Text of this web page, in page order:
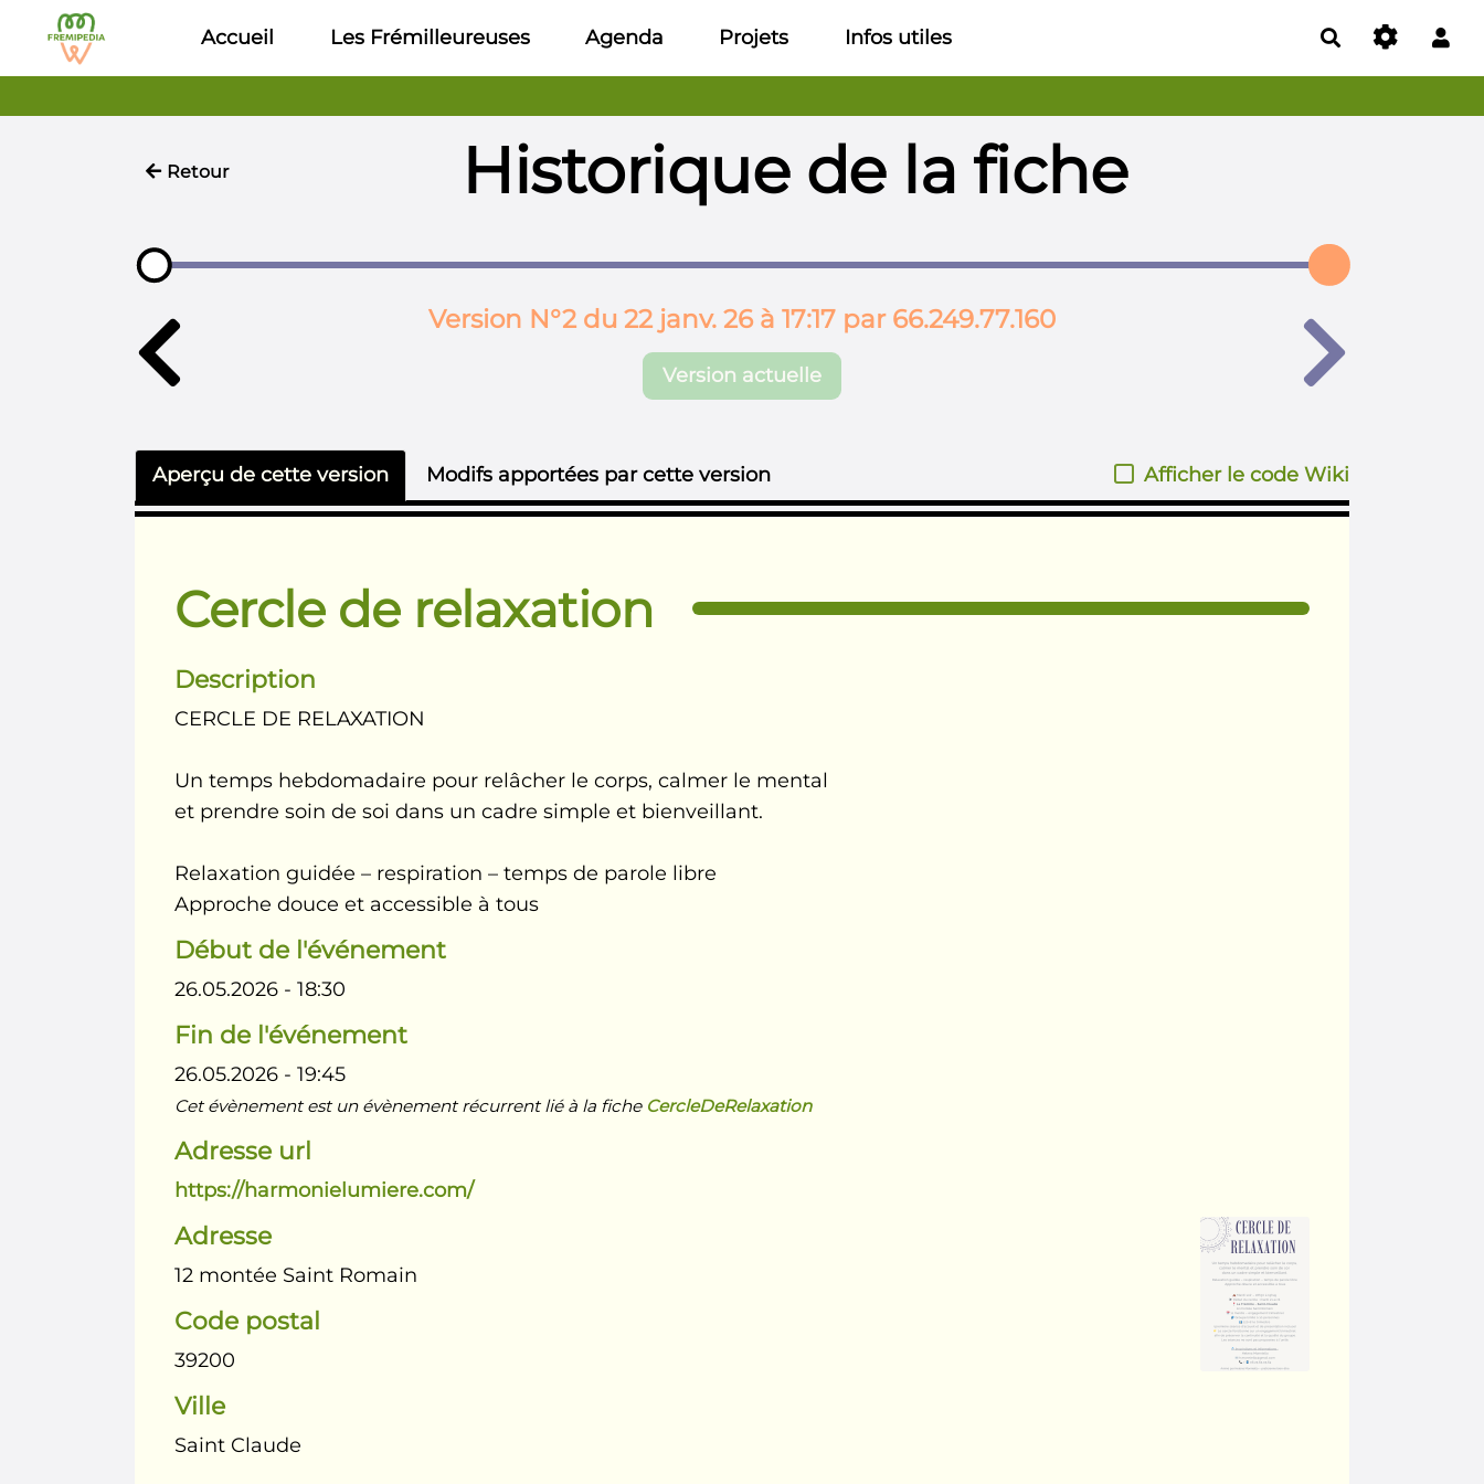
Aller au contenu principal
Accueil Les Frémilleureuses Agenda Projets Infos utiles Rechercher
Retour Historique de la fiche
Version N°2 du 22 janv. 26 à 17:17 par 66.249.77.160
Version actuelle
Aperçu de cette version Modifs apportées par cette version Afficher le code Wiki
Cercle de relaxation
Description
CERCLE DE RELAXATION
Un temps hebdomadaire pour relâcher le corps, calmer le mental
et prendre soin de soi dans un cadre simple et bienveillant.
Relaxation guidée – respiration – temps de parole libre
Approche douce et accessible à tous
Début de l'événement
26.05.2026 - 18:30
Fin de l'événement
26.05.2026 - 19:45
Cet évènement est un évènement récurrent lié à la fiche CercleDeRelaxation
Adresse url
https://harmonielumiere.com/
Adresse
12 montée Saint Romain
Code postal
39200
Ville
Saint Claude